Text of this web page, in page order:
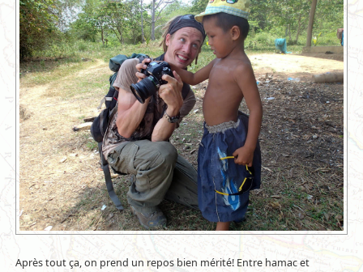
Après tout ça, on prend un repos bien mérité! Entre hamac et